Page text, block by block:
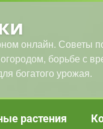
онлайн. Советы
борьбе с
богатого урожая.
растения